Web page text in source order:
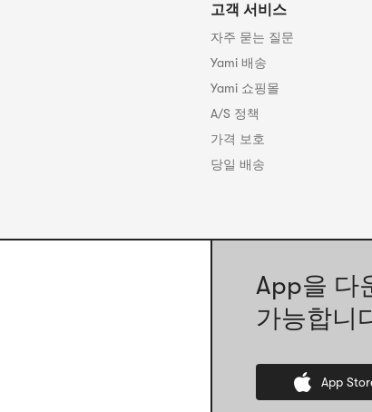
고객 서비스
자주 묻는 질문
Yami 배송
Yami 쇼핑몰
A/S 정책
가격 보호
당일 배송
App을 다
가능합니
App